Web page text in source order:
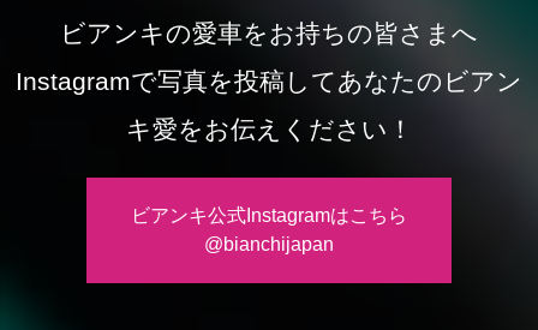
ビアンキの愛車をお持ちの皆さまへ
Instagramで写真を投稿してあなたのビアン
キ愛をお伝えください！
ビアンキ公式Instagramはこちら
@bianchijapan